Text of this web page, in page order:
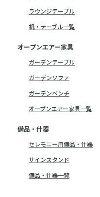
ラウンジテーブル
机・テーブル一覧
オープンエアー家具
ガーデンテーブル
ガーデンソファ
ガーデンベンチ
オープンエアー家具一覧
備品・什器
セレモニー用備品・什器
サインスタンド
備品・什器一覧